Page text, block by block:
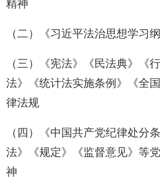
精神
（二）《习近平法治思想学习纲
（三）《宪法》《民法典》《
法》《统计法实施条例》《全
律法规
（四）《中国共产党纪律处分
法》《规定》《监督意见》等
神